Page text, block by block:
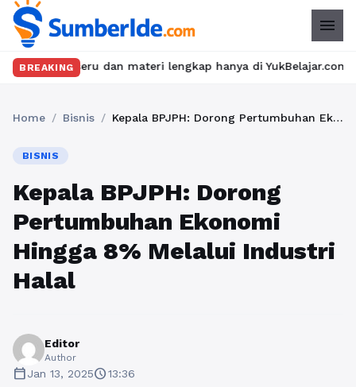
menu
BREAKING
dan materi lengkap hanya di YukBelajar.com. Mulai
Home / Bisnis / Kepala BPJPH: Dorong Pertumbuhan Ekonomi Hingga 8% Melalui Industri Halal
BISNIS
Kepala BPJPH: Dorong
Pertumbuhan Ekonomi
Hingga 8% Melalui Industri
Halal
Editor
Author
calendar_todayJan 13, 2025schedule13:36